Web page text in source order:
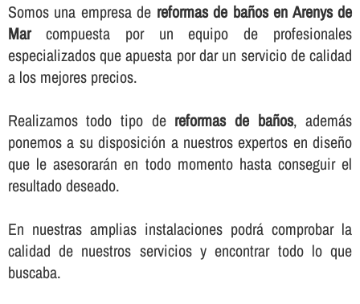
Somos una empresa de reformas de baños en Arenys de
Marcompuesta por un equipo de profesionales
especializados que apuesta por dar un servicio de calidad
a los mejores precios.
Realizamos todo tipo de reformas de baños, además
ponemos a su disposición a nuestros expertos en diseño
que le asesorarán en todo momento hasta conseguir el
resultado deseado.
En nuestras amplias instalaciones podrá comprobar la
calidad de nuestros servicios y encontrar todo lo que
buscaba.